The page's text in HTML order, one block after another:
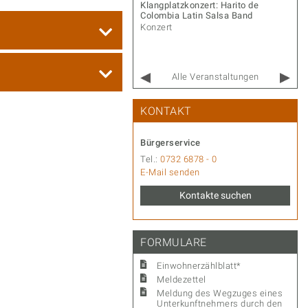
Klangplatzkonzert: Harito de
Colombia Latin Salsa Band
Konzert
Alle Veranstaltungen
KONTAKT
Bürgerservice
Tel.: 0732 6878 - 0
E-Mail senden
Kontakte suchen
FORMULARE
Einwohnerzählblatt*
Meldezettel
Meldung des Wegzuges eines
Unterkunftnehmers durch den